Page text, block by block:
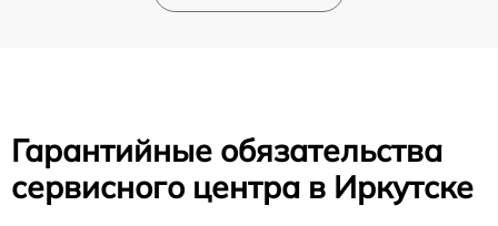
Гарантийные обязательства
сервисного центра в Иркутске